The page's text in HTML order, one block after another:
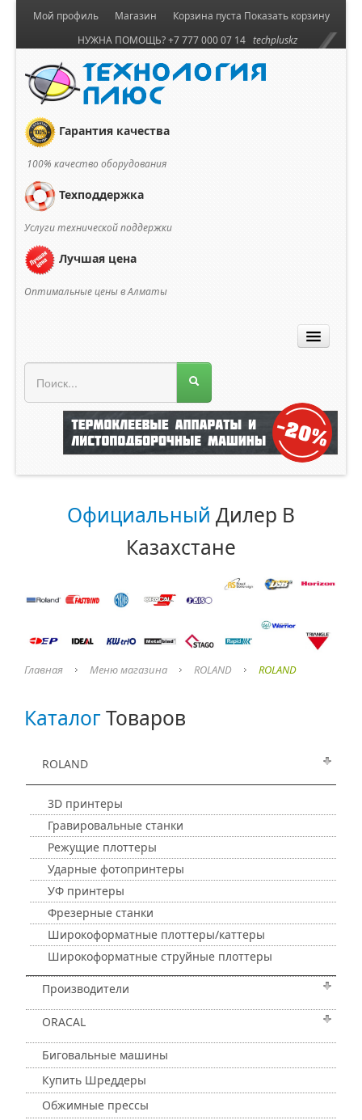
Корзина пуста Показать корзину
Мой профиль
Магазин
НУЖНА ПОМОЩЬ? +7 777 000 07 14 techpluskz
Гарантия качества
100% качество оборудования
Техподдержка
Услуги технической поддержки
Лучшая цена
Оптимальные цены в Алматы
Официальный Дилер В
Казахстане
Главная Меню магазина ROLAND ROLAND
КаталогТоваров
ROLAND
3D принтеры
Гравировальные станки
Режущие плоттеры
Ударные фотопринтеры
УФ принтеры
Фрезерные станки
Широкоформатные плоттеры/каттеры
Широкоформатные струйные плоттеры
Производители
ORACAL
Биговальные машины
Купить Шреддеры
Обжимные прессы